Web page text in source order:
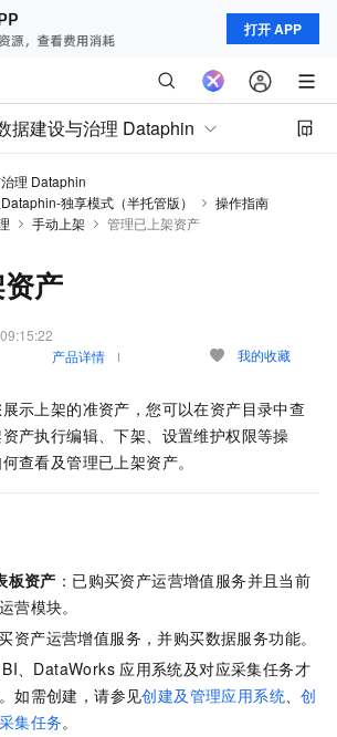
打开 APP
据建设与治理 Dataphin
理 Dataphin
独享模式（半托管版）
操作指南
手动上架 管理已上架资产
产
产品详情 我的收藏
示上架的准资产，您可以在资产目录中查
产执行编辑、下架、设置维护权限等操
查看及管理已上架资产。
板资产 ：已购买资产运营增值服务并且当前
营模块。
资产运营增值服务，并购买数据服务功能。
、DataWorks 应用系统及对应采集任务才
如需创建，请参见创建及管理应用系统、创
集任务。